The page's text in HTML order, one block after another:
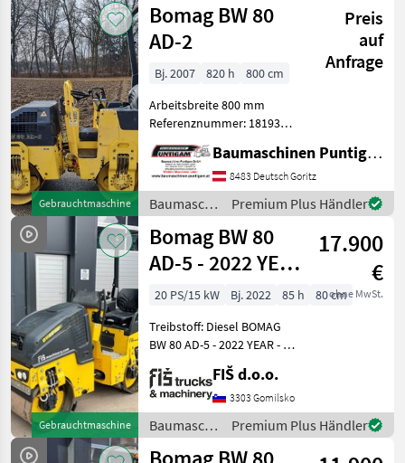
Kategorie 2 Land Filter
AKTUELLER
PFAD
Bomag
Bw 80
Ad
KATEGORIE
WÄHLEN
Bautechnik
Kommunaltechnik
MARKTPLATZ
Marktplatz Händlerangebote Kleinanzeigen
Zurücksetzen
5
Ergebnisse
anzeigen
Gebrauchtmaschine
Bomag BW 80
AD-2
Preis
auf
Anfrage
Bj. 2007 820 h
800 cm
Arbeitsbreite 800 mm
Referenznummer: 18193
GmbH Unser Spezialgebiet:
Ankauf - Verkauf -
Vermietung von
Baumaschinen Besuchen
Sie unsere Bau
Baumaschinen Puntigam GmbH
8483 Deutsch Goritz
Baumaschinen
/ Bomag
Premium Plus Händler
Gebrauchtmaschine
Bomag BW 80
AD-5 - 2022 YEAR
- 85 WORKING
HOURS
17.900
€
ohne MwSt.
20 PS/15 kW Bj. 2022 85 h
80 cm
Treibstoff: Diesel BOMAG
BW 80 AD-5 - 2022 YEAR - 85
WORKING HOURS
MODEL/TYPE: BOMAG BW 80
AD-5 2022 YEAR WORKING
HOURS 85 ENGINE: DIESEL
KUBOTA - 15.5kw WEIGHT
FIŠ d.o.o.
3303 Gomilsko
Baumaschinen
/ Bomag
Premium Plus Händler